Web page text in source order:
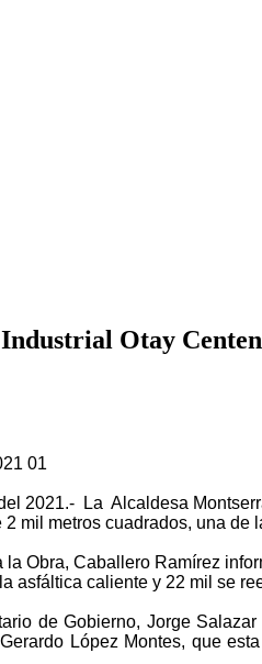
Otay
2021.- La Alcaldesa
2 mil metros cuadrados, una
Obra, Caballero Ramírez
asfáltica caliente y 22 mil se
de Gobierno, Jorge
López Montes, que